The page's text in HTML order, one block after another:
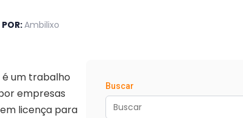
Ambilixo
um trabalho
empresas
licença para
Buscar